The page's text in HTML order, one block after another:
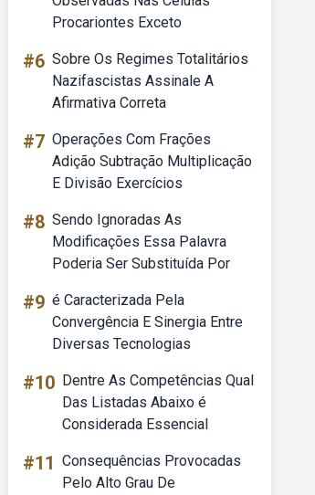
Procariontes Exceto
#6 Sobre Os Regimes Totalitários
Nazifascistas Assinale A
Afirmativa Correta
#7 Operações Com Frações
Adição Subtração Multiplicação
E Divisão Exercícios
#8 Sendo Ignoradas As
Modificações Essa Palavra
Poderia Ser Substituída Por
#9 é Caracterizada Pela
Convergência E Sinergia Entre
Diversas Tecnologias
#10 Dentre As Competências Qual
Das Listadas Abaixo é
Considerada Essencial
#11 Consequências Provocadas
Pelo Alto Grau De